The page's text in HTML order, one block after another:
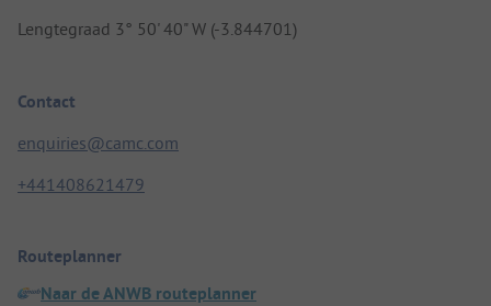
Lengtegraad 3° 50' 40" W (-3.844701)
Contact
enquiries@camc.com
+441408621479
Routeplanner
Naar de ANWB routeplanner